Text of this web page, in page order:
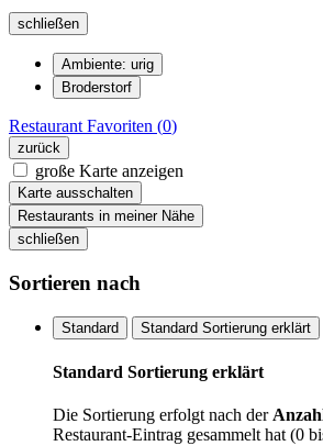
schließen
Ambiente: urig
Broderstorf
Restaurant Favoriten (0)
zurück
große Karte anzeigen
Karte ausschalten
Restaurants in meiner Nähe
schließen
Sortieren nach
Standard Standard Sortierung erklärt
Standard Sortierung erklärt
Die Sortierung erfolgt nach der
Restaurant-Eintrag gesammelt hat (0